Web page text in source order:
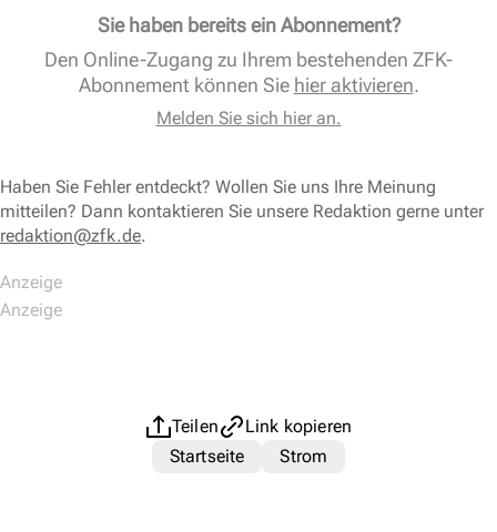
Sie haben bereits ein Abonnement?
Den Online-Zugang zu Ihrem bestehenden ZFK-
Abonnement können Sie hier aktivieren.
Melden Sie sich hier an.
Haben Sie Fehler entdeckt? Wollen Sie uns Ihre Meinung
mitteilen? Dann kontaktieren Sie unsere Redaktion gerne unter
redaktion@zfk.de.
Teilen
Link kopieren
Startseite
Strom